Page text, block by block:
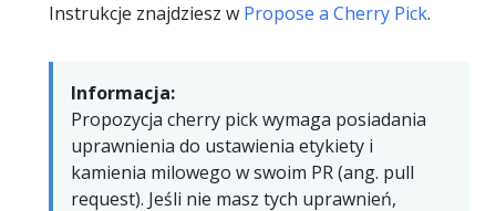
Instrukcje znajdziesz w Propose a Cherry Pick.
Informacja:
Propozycja cherry pick wymaga posiadania
uprawnienia do ustawienia etykiety i
kamienia milowego w swoim PR (ang. pull
request). Jeśli nie masz tych uprawnień,